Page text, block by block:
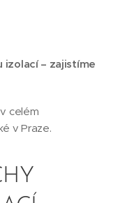
izolací – zajistíme
celém
v Praze.